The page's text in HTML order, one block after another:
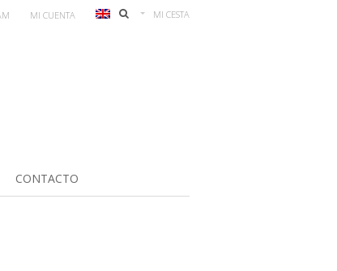
MI CESTA
MI CUENTA
CONTACTO